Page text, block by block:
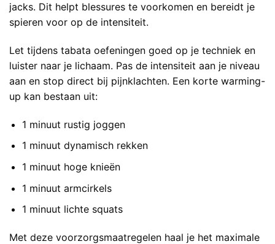
jacks. Dit helpt blessures te voorkomen en bereidt je
spieren voor op de intensiteit.
Let tijdens tabata oefeningen goed op je techniek en
luister naar je lichaam. Pas de intensiteit aan je niveau
aan en stop direct bij pijnklachten. Een korte warming-
up kan bestaan uit:
1 minuut rustig joggen
1 minuut dynamisch rekken
1 minuut hoge knieën
1 minuut armcirkels
1 minuut lichte squats
Met deze voorzorgsmaatregelen haal je het maximale